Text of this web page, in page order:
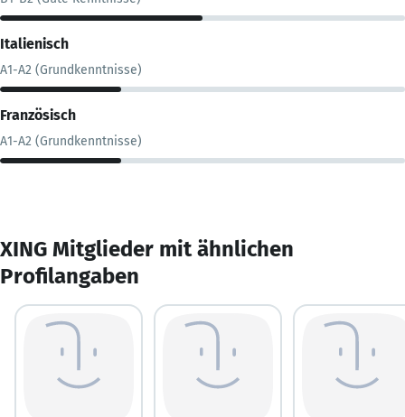
Italienisch
A1-A2 (Grundkenntnisse)
Französisch
A1-A2 (Grundkenntnisse)
XING Mitglieder mit ähnlichen
Profilangaben